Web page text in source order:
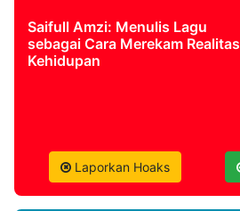
Saifull Amzi: Menulis Lagu
sebagai Cara Merekam Realitas
Kehidupan
Laporkan Hoaks